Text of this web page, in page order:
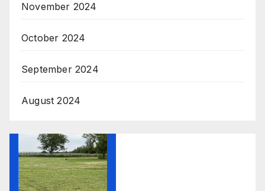
November 2024
October 2024
September 2024
August 2024